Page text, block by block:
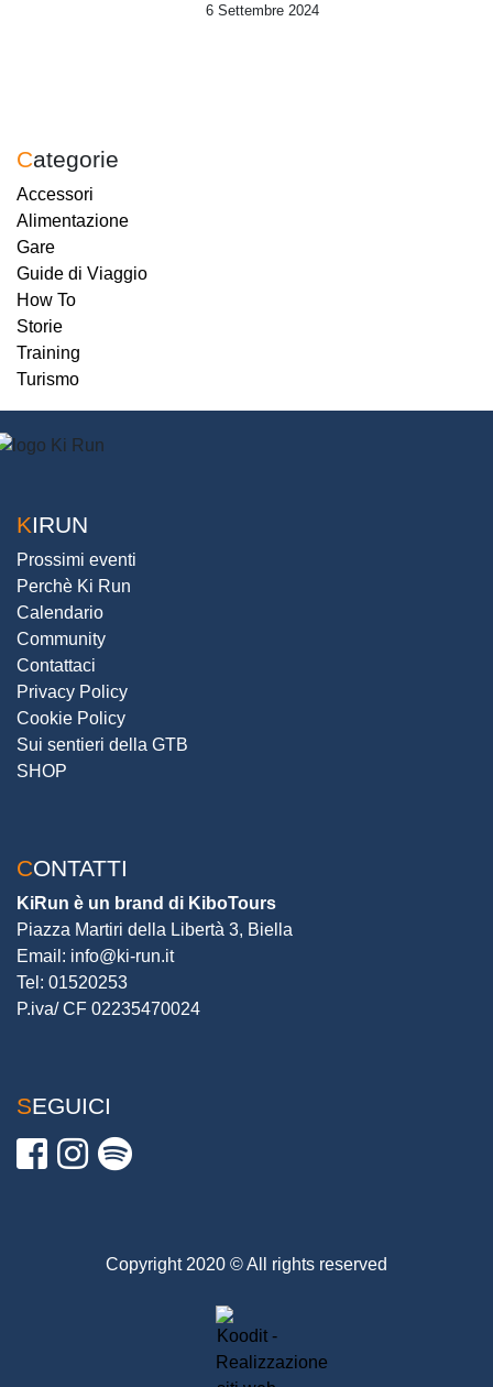
6 Settembre 2024
Categorie
Accessori
Alimentazione
Gare
Guide di Viaggio
How To
Storie
Training
Turismo
KIRUN
Prossimi eventi
Perchè Ki Run
Calendario
Community
Contattaci
Privacy Policy
Cookie Policy
Sui sentieri della GTB
SHOP
CONTATTI
KiRun è un brand di KiboTours
Piazza Martiri della Libertà 3, Biella
Email: info@ki-run.it
Tel: 01520253
P.iva/ CF 02235470024
SEGUICI
Copyright 2020 © All rights reserved